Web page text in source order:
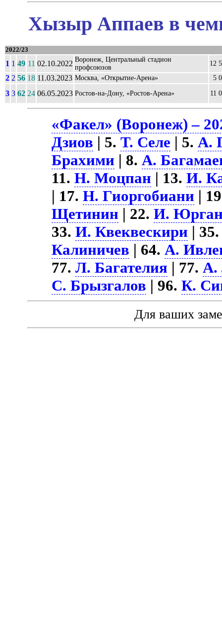
Хызыр Аппаев в
2022/23
1 1 49 11 02.10.2022 Воронеж, Центральный стадион
профсоюзов
12
2 2 56 18 11.03.2023 Москва, «Открытие-Арена» 5
3 3 62 24 06.05.2023 Ростов-на-Дону, «Ростов-Арена» 11
«Факел» (Воронеж) –
Дзиов | 5.Т. Селе | 5.А.
Брахими | 8.А.
11.Н. Моцпан | 13.И.
| 17.Н. Гиоргобиани |
Щетинин | 22.И.
33.И. Квеквескири |
Калиничев | 64.А.
77.Л. Багателия | 77.А.
С. Брызгалов | 96.К.
Для ваших